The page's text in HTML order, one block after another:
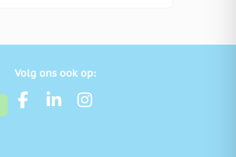
Volg ons ook op: